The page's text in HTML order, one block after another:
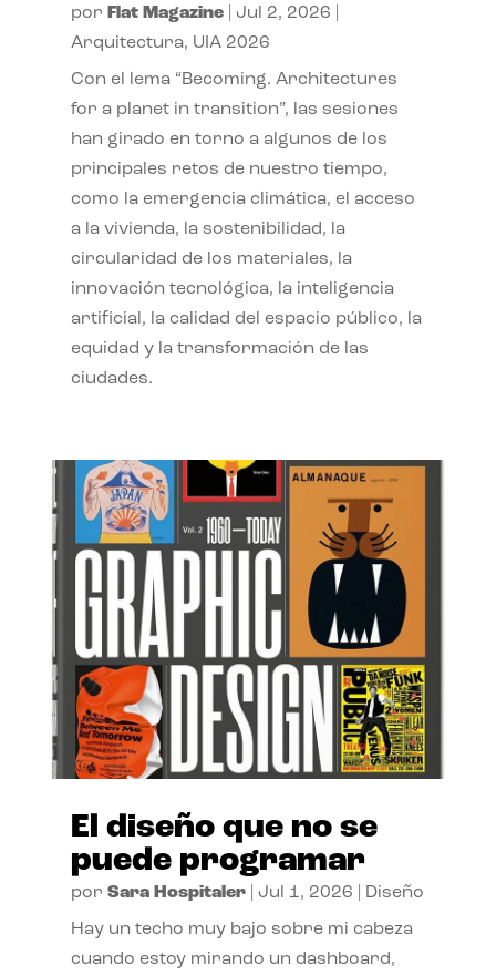
por Flat Magazine| Jul 2, 2026
Arquitectura, UIA 2026
Con el lema “Becoming. Architectures
for a planet in transition”, las sesiones
han girado en torno a algunos de los
principales retos de nuestro tiempo,
como la emergencia climática, el acceso
a la vivienda, la sostenibilidad, la
circularidad de los materiales, la
innovación tecnológica, la inteligencia
artificial, la calidad del espacio público, la
equidad y la transformación de las
ciudades.
El diseño que no se
puede programar
por Sara Hospitaler| Jul 1, 2026 Diseño
Hay un techo muy bajo sobre mi cabeza
cuando estoy mirando un dashboard,